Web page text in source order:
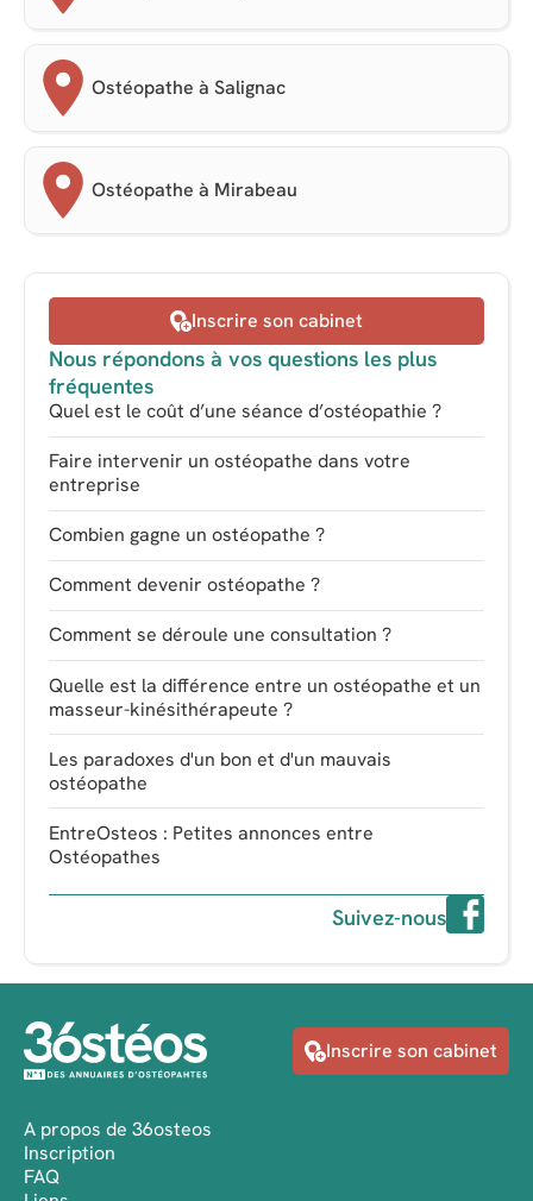
Ostéopathe à Salignac
Ostéopathe à Mirabeau
Inscrire son cabinet
Nous répondons à vos questions les plus
fréquentes
Quel est le coût d’une séance d’ostéopathie ?
Faire intervenir un ostéopathe dans votre
entreprise
Combien gagne un ostéopathe ?
Comment devenir ostéopathe ?
Comment se déroule une consultation ?
Quelle est la différence entre un ostéopathe et un
masseur-kinésithérapeute ?
Les paradoxes d'un bon et d'un mauvais
ostéopathe
EntreOsteos : Petites annonces entre
Ostéopathes
Suivez-nous
Inscrire son cabinet
A propos de 36osteos
Inscription
FAQ